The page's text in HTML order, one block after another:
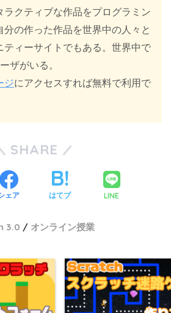
ラクティブな作品をプログラミン
分の作った作品を世界中の人々と
ティーサイトでもある。世界中で
ザがいる。
ジにアクセスすれば無料で利用で
SHARE
ェア はてブ LINE
3.0 オンライン授業